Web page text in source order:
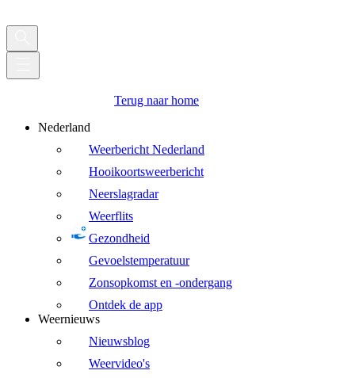
Terug naar home
Nederland
Weerbericht Nederland
Hooikoortsweerbericht
Neerslagradar
Weerflits
Gezondheid
Gevoelstemperatuur
Zonsopkomst en -ondergang
Ontdek de app
Weernieuws
Nieuwsblog
Weervideo's